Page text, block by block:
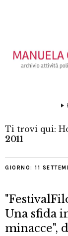
Ti trovi qui:
2011
GIORNO: 11
Una sfida
minacce",